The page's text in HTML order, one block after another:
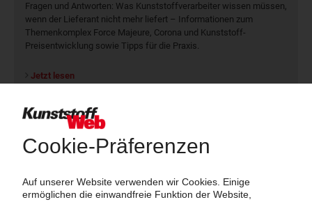
Fragen und Antworten: Was Kunst­stoff­verarbeiter wissen müssen,
wenn der Lieferant nicht mehr liefert – Informationen zum
Themenkomplex Force Majeure, Corona und Kunststoff-
Preisentwicklung sowie Tipps für die Praxis.
Jetzt lesen
Newsletter